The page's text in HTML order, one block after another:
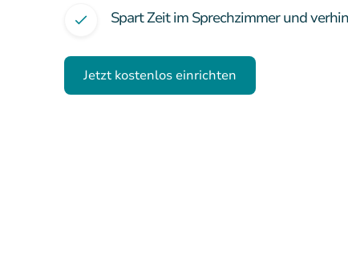
Spart Zeit im Sprechzimmer und
Jetzt kostenlos einrichten